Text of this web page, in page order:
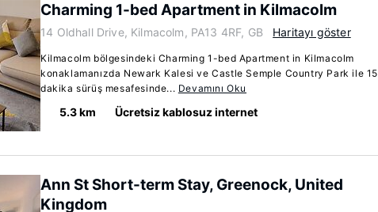
Charming 1-bed Apartment in Kilmacolm
14 Oldhall Drive, Kilmacolm, PA13 4RF, GB Haritayı göster
Kilmacolm bölgesindeki Charming 1-bed Apartment in Kilmacolm
konaklamanızda Newark Kalesi ve Castle Semple Country Park ile 15
dakika sürüş mesafesinde... Devamını Oku
5.3 km Ücretsiz kablosuz internet
Ann St Short-term Stay, Greenock, United
Kingdom